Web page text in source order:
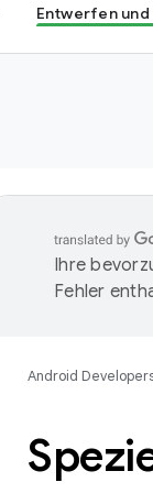
Entwerfen und
Ihre
Fehler
Android